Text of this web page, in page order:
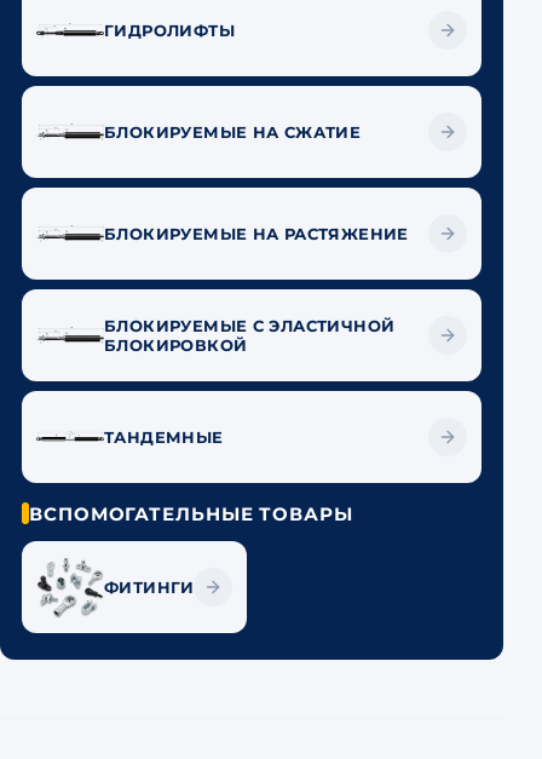
ГИДРОЛИФТЫ
БЛОКИРУЕМЫЕ НА СЖАТИЕ
БЛОКИРУЕМЫЕ НА РАСТЯЖЕНИЕ
БЛОКИРУЕМЫЕ С ЭЛАСТИЧНОЙ
БЛОКИРОВКОЙ
ТАНДЕМНЫЕ
ВСПОМОГАТЕЛЬНЫЕ ТОВАРЫ
ФИТИНГИ